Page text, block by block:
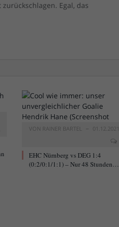
Egal, das
VON RAINER BARTEL
01.12.2021
EHC Nürnberg vs DEG 1:4
(0:2/0:1/1:1) – Nur 48 Stunden…